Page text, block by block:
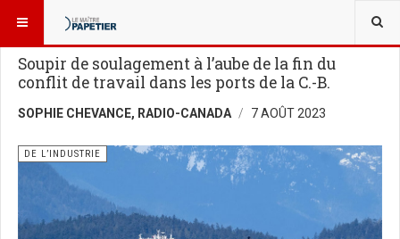
VOUS ÊTES ICI :
Soupir de soulagement à l’aube de la fin du
conflit de travail dans les ports de la C.-B.
SOPHIE CHEVANCE, RADIO-CANADA 7 AOÛT 2023
DE L’INDUSTRIE